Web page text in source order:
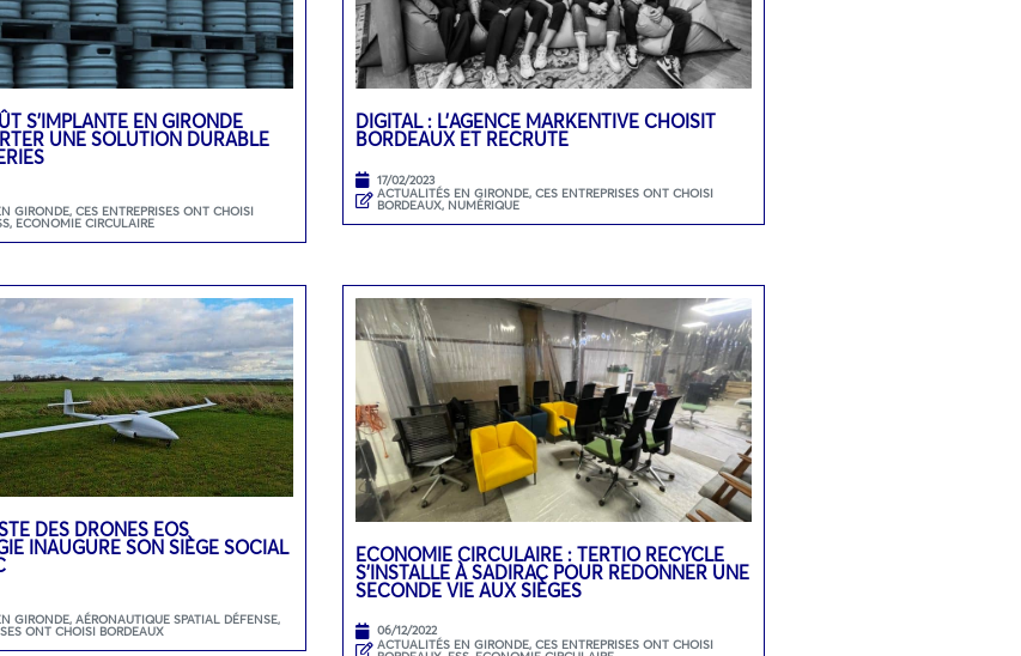
S’IMPLANTE EN GIRONDE
UNE SOLUTION DURABLE
GIRONDE,CES ENTREPRISES ONT CHOISI
ECONOMIE CIRCULAIRE
DIGITAL : L’AGENCE MARKENTIVE CHOISIT
BORDEAUX ET RECRUTE
17/02/2023
ACTUALITÉS EN GIRONDE, CES ENTREPRISES ONT CHOISI
BORDEAUX, NUMÉRIQUE
DES DRONES EOS
INAUGURE SON SIÈGE SOCIAL
GIRONDE,AÉRONAUTIQUE SPATIAL DÉFENSE,
ONT CHOISI BORDEAUX
ECONOMIE CIRCULAIRE : TERTIO RECYCLE
S’INSTALLE À SADIRAC POUR REDONNER UNE
SECONDE VIE AUX SIÈGES
06/12/2022
ACTUALITÉS EN GIRONDE, CES ENTREPRISES ONT CHOISI